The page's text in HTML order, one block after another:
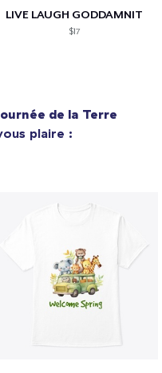
LIVE LAUGH GODDAMNIT
$17
de la Terre
plaire :